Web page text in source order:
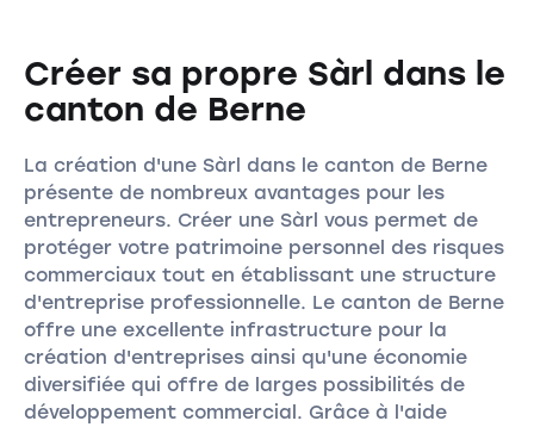
Créer sa propre Sàrl dans le
canton de Berne
La création d'une Sàrl dans le canton de Berne
présente de nombreux avantages pour les
entrepreneurs. Créer une Sàrl vous permet de
protéger votre patrimoine personnel des risques
commerciaux tout en établissant une structure
d'entreprise professionnelle. Le canton de Berne
offre une excellente infrastructure pour la
création d'entreprises ainsi qu'une économie
diversifiée qui offre de larges possibilités de
développement commercial. Grâce à l'aide